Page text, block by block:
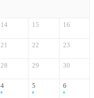
14 15 16
21 22 23
28 29 30
4 5 6